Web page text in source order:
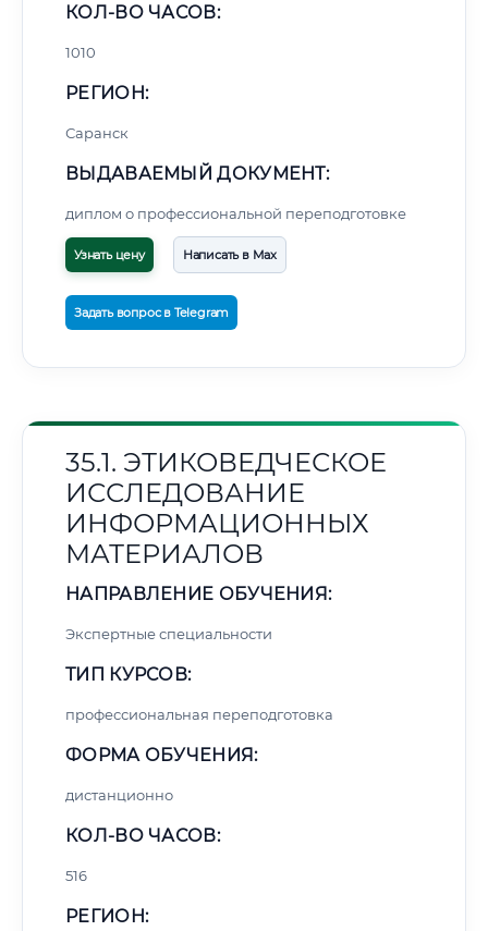
КОЛ-ВО ЧАСОВ:
1010
РЕГИОН:
Саранск
ВЫДАВАЕМЫЙ ДОКУМЕНТ:
диплом о профессиональной переподготовке
Узнать цену Написать в Max
Задать вопрос в Telegram
35.1. ЭТИКОВЕДЧЕСКОЕ
ИССЛЕДОВАНИЕ
ИНФОРМАЦИОННЫХ
МАТЕРИАЛОВ
НАПРАВЛЕНИЕ ОБУЧЕНИЯ:
Экспертные специальности
ТИП КУРСОВ:
профессиональная переподготовка
ФОРМА ОБУЧЕНИЯ:
дистанционно
КОЛ-ВО ЧАСОВ:
516
РЕГИОН: